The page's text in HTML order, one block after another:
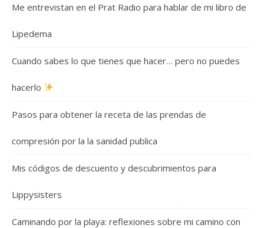
Me entrevistan en el Prat Radio para hablar de mi libro de
Lipedema
Cuando sabes lo que tienes que hacer… pero no puedes
hacerlo
Pasos para obtener la receta de las prendas de
compresión por la la sanidad publica
Mis códigos de descuento y descubrimientos para
Lippysisters
Caminando por la playa: reflexiones sobre mi camino con